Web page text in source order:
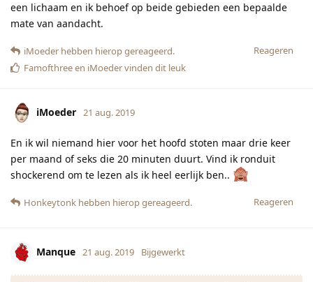
een lichaam en ik behoef op beide gebieden een bepaalde
mate van aandacht.
Reageren
iMoeder hebben hierop gereageerd.
Famofthreeen iMoedervinden dit leuk
iMoeder 21 aug. 2019
En ik wil niemand hier voor het hoofd stoten maar drie keer
per maand of seks die 20 minuten duurt. Vind ik ronduit
shockerend om te lezen als ik heel eerlijk ben..
Reageren
Honkeytonk hebben hierop gereageerd.
Manque 21 aug. 2019 Bijgewerkt